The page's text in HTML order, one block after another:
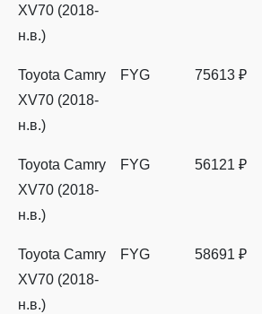
XV70 (2018-
н.в.)
Toyota Camry
XV70 (2018-
н.в.)
FYG 75613 ₽
Toyota Camry
XV70 (2018-
н.в.)
FYG 56121 ₽
Toyota Camry
XV70 (2018-
н.в.)
FYG 58691 ₽